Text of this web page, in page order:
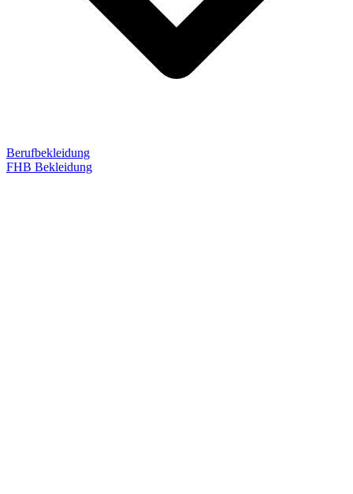
Berufbekleidung
FHB Bekleidung